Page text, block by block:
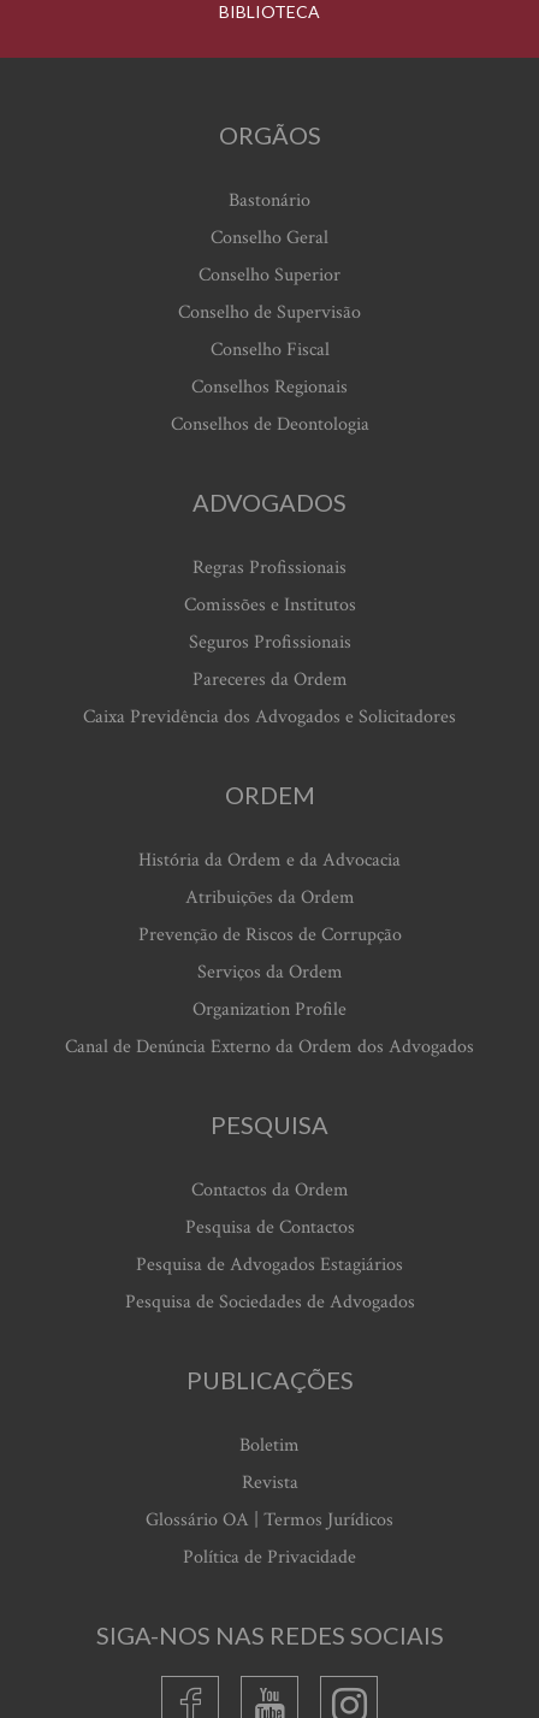
BIBLIOTECA
ORGÃOS
Bastonário
Conselho Geral
Conselho Superior
Conselho de Supervisão
Conselho Fiscal
Conselhos Regionais
Conselhos de Deontologia
ADVOGADOS
Regras Profissionais
Comissões e Institutos
Seguros Profissionais
Pareceres da Ordem
Caixa Previdência dos Advogados e Solicitadores
ORDEM
História da Ordem e da Advocacia
Atribuições da Ordem
Prevenção de Riscos de Corrupção
Serviços da Ordem
Organization Profile
Canal de Denúncia Externo da Ordem dos Advogados
PESQUISA
Contactos da Ordem
Pesquisa de Contactos
Pesquisa de Advogados Estagiários
Pesquisa de Sociedades de Advogados
PUBLICAÇÕES
Boletim
Revista
Glossário OA | Termos Jurídicos
Política de Privacidade
SIGA-NOS NAS REDES SOCIAIS